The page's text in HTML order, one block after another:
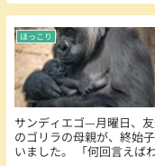
ほっこり
サンディエゴ—月曜日、
のゴリラの母親が、終始
いました。 「何回言えば